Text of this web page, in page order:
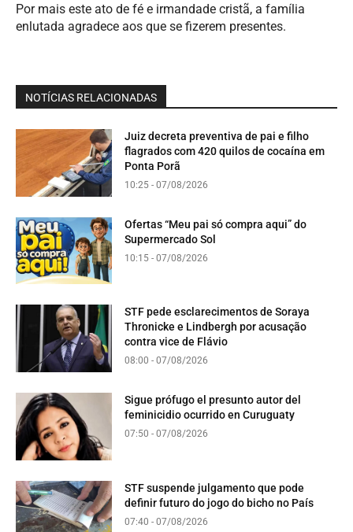
Por mais este ato de fé e irmandade cristã, a família
enlutada agradece aos que se fizerem presentes.
NOTÍCIAS RELACIONADAS
Juiz decreta preventiva de pai e filho
flagrados com 420 quilos de cocaína em
Ponta Porã
10:25 - 07/08/2026
Ofertas “Meu pai só compra aqui” do
Supermercado Sol
10:15 - 07/08/2026
STF pede esclarecimentos de Soraya
Thronicke e Lindbergh por acusação
contra vice de Flávio
08:00 - 07/08/2026
Sigue prófugo el presunto autor del
feminicidio ocurrido en Curuguaty
07:50 - 07/08/2026
STF suspende julgamento que pode
definir futuro do jogo do bicho no País
07:40 - 07/08/2026